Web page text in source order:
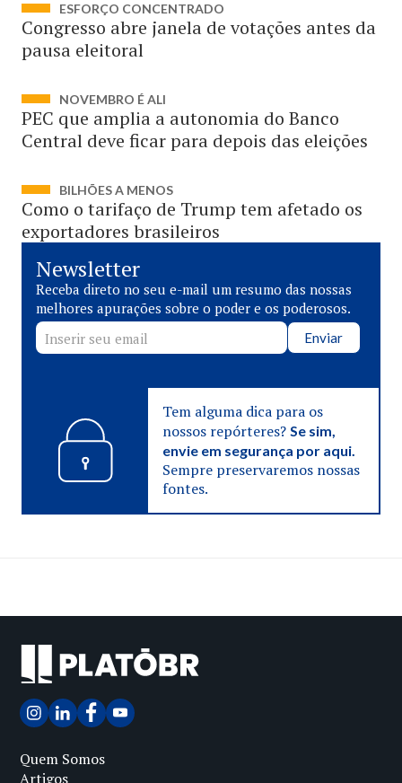
ESFORÇO CONCENTRADO
Congresso abre janela de votações antes da
pausa eleitoral
NOVEMBRO É ALI
PEC que amplia a autonomia do Banco
Central deve ficar para depois das eleições
BILHÕES A MENOS
Como o tarifaço de Trump tem afetado os
exportadores brasileiros
Newsletter
Receba direto no seu e-mail um resumo das nossas
melhores apurações sobre o poder e os poderosos.
Enviar
Tem alguma dica para os
nossos repórteres? Se sim,
envie em segurança por aqui.
Sempre preservaremos nossas
fontes.
Quem Somos
Artigos